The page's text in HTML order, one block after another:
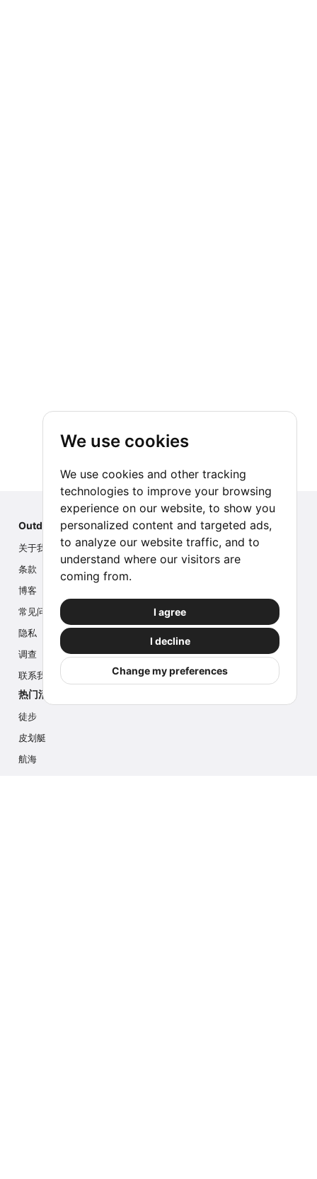
We use cookies
We use cookies and other tracking
technologies to improve your browsing
experience on our website, to show you
personalized content and targeted ads,
to analyze our website traffic, and to
understand where our visitors are
coming from.
I agree
I decline
Change my preferences
Outdoor Index
关于我们
条款
博客
常见问题
隐私
调查
联系我们
热门活动
徒步
皮划艇
航海